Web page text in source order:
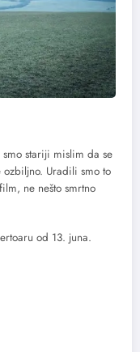
stariji mislim da se
ozbiljno. Uradili smo to
ne nešto smrtno
od 13. juna.